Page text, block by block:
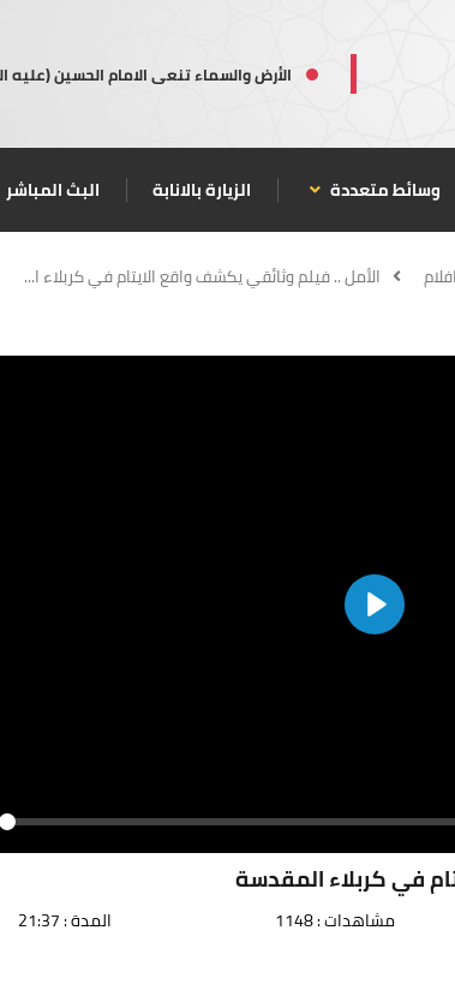
الأرض والسماء تنعى الامام الحسين (عليه
وسائط متعددة الزيارة بالانابة البث المباشر
افلام الأمل .. فيلم وثائقي يكشف واقع الايتام في كربلاء ا...
Play
Seek
في كربلاء المقدسة
مشاهدات : 1148 المدة : 21:37